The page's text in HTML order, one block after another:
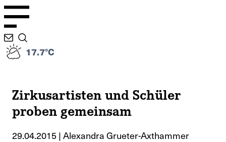
17.7°C
Zirkusartisten und Schüler
proben gemeinsam
29.04.2015 | Alexandra Grueter-Axthammer